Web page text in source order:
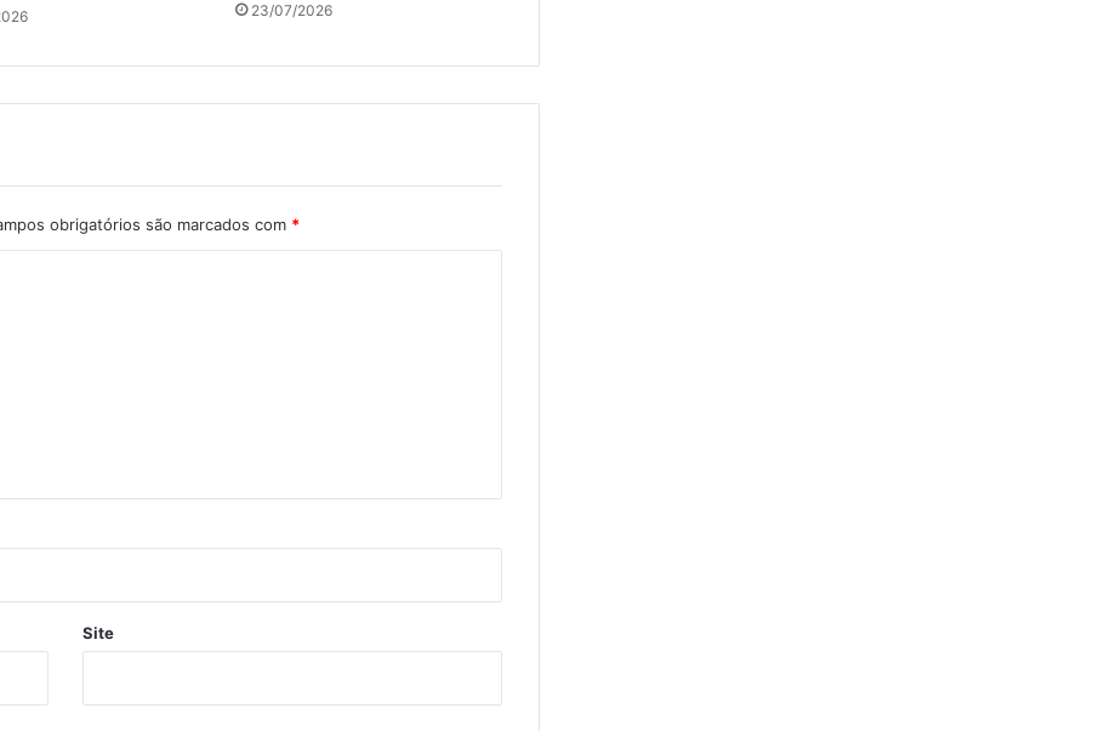
23/07/2026
obrigatórios são marcados com *
Site